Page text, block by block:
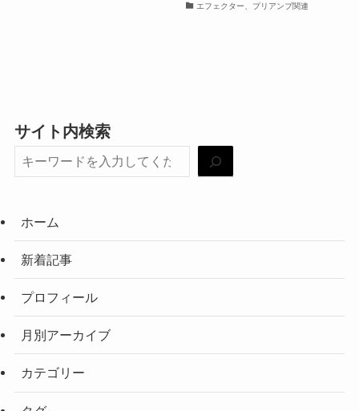
エフェクター、プリアンプ関連
サイト内検索
ホーム
新着記事
プロフィール
月別アーカイブ
カテゴリー